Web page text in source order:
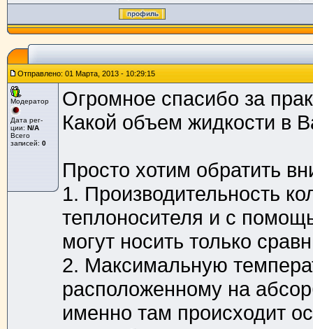
Отправлено: 01 Марта, 2013 - 10:29:15
Модератор
Дата рег-
ции: N/A
Всего
записей: 0
Огромное спасибо за
Какой объем жидкости в
Просто хотим обратить
1. Производительность
теплоносителя и с
могут носить только
2. Максимальную
расположенному на
именно там происходит